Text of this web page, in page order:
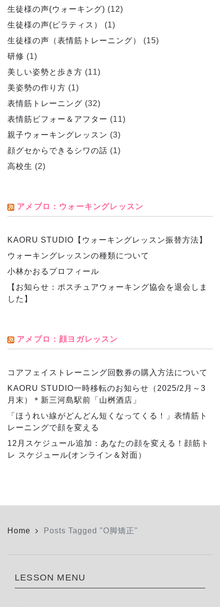
生徒様の声(ウォーキング) (12)
生徒様の声(ピラティス）
(1)
生徒様の声（表情筋トレーニング）
(15)
研修 (1)
美しい姿勢と歩き方 (11)
美姿勢の作り方 (1)
表情筋トレーニング (32)
表情筋ビフォー＆アフター (11)
親子ウォーキングレッスン (3)
顔グセからできるシワの話 (1)
高校生 (2)
アメブロ：ウォーキングレッスン
KAORU STUDIO【ウォーキングレッスン振替方法】
ウォーキングレッスンの種類について
小林かおるプロフィール
【お知らせ：ポスチュアウォーキング協会を退会しま
した】
アメブロ：顔ヨガレッスン
コアフェイストレーニング回数券の購入方法について
KAORU STUDIO一時移転のお知らせ（2025/2月～3
月末）＊新三河島駅前「山桝酒店」
「ほうれい線がどんどん短くなってくる！」表情筋ト
レーニングで顔を変える
12月スケジュール追加：あなたの顔を変える！顔筋ト
レ スケジュール(オンライン＆対面）
Home Posts Tagged "O脚矯正"
LESSON MENU